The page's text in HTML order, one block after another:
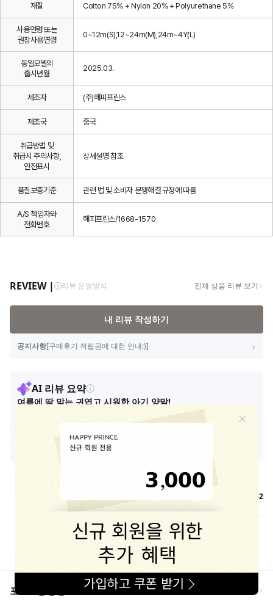
재질 Cotton 75% + Nylon 20% + Polyurethane 5%
사용연령 또는
권장사용연령
0~12m(S),12~24m(M),24m~4Y(L)
동일모델의
출시년월
2025.03.
제조자 (주)해피프린스
제조국 중국
취급방법 및
취급시 주의사항,
안전표시
상세설명 참조
품질보증기준 관련 법 및 소비자 분쟁해결 규정에 따름
A/S 책임자와
전화번호
해피프린스/1668-1570